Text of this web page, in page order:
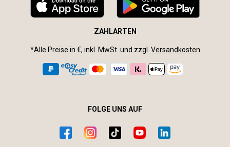
ZAHLARTEN
*Alle Preise in €, inkl. MwSt. und zzgl. Versandkosten
FOLGE UNS AUF